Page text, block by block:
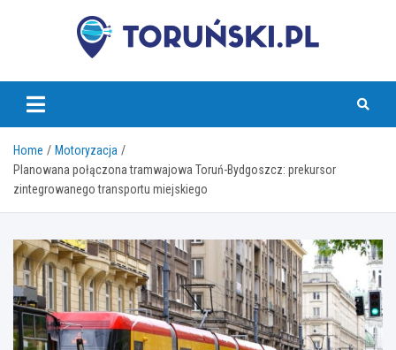
torunski.pl
Home
Motoryzacja
Planowana połączona tramwajowa Toruń-Bydgoszcz: prekursor
zintegrowanego transportu miejskiego